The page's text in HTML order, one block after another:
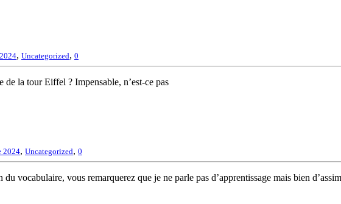
, Uncategorized, 0
la tour Eiffel ? Impensable, n’est-ce pas
2024, Uncategorized, 0
vocabulaire, vous remarquerez que je ne parle pas d’apprentissage mais bien